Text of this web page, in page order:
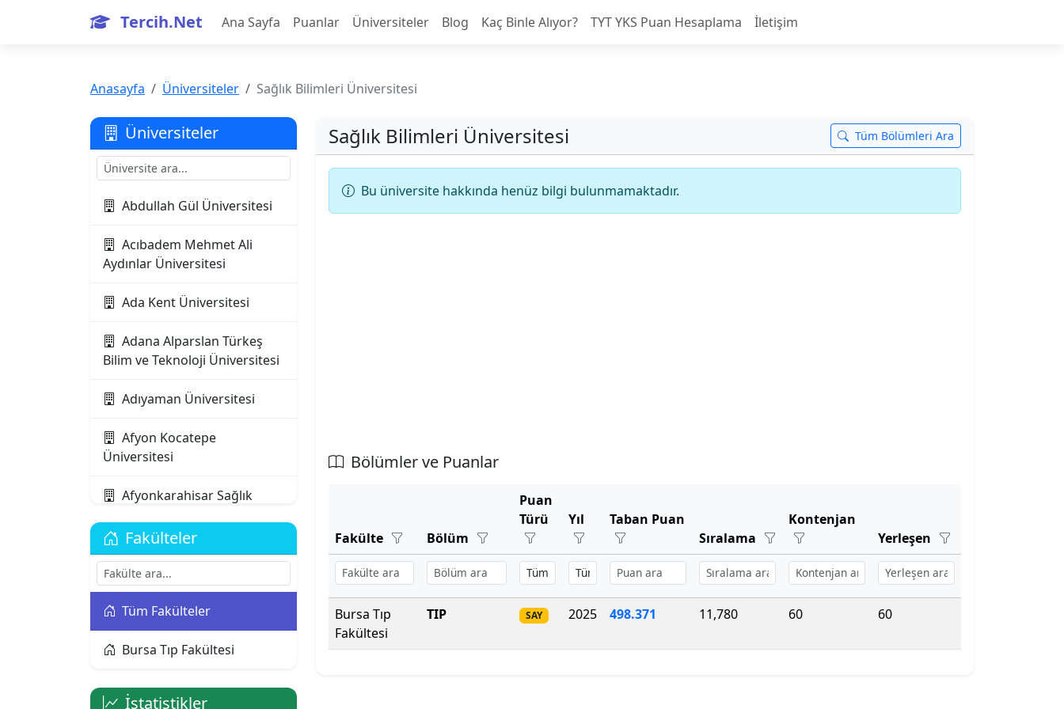
Tercih.Net Ana Sayfa Puanlar Üniversiteler Blog Kaç Binle Alıyor? TYT YKS Puan Hesaplama İletişim
Anasayfa Üniversiteler Sağlık Bilimleri Üniversitesi
Üniversiteler
Abdullah Gül Üniversitesi
Acıbadem Mehmet Ali
Aydınlar Üniversitesi
Ada Kent Üniversitesi
Adana Alparslan Türkeş
Bilim ve Teknoloji Üniversitesi
Adıyaman Üniversitesi
Afyon Kocatepe
Üniversitesi
Afyonkarahisar Sağlık
Ağrı İbrahim Çeçen
Üniversitesi
Akdeniz Karpaz
Üniversitesi
Fakülteler
Tüm Fakülteler
Bursa Tıp Fakültesi
İstatistikler
Sağlık Bilimleri Üniversitesi Tüm Bölümleri Ara
Bu üniversite hakkında henüz bilgi bulunmamaktadır.
Bölümler ve Puanlar
Fakülte Bölüm
Puan
Türü
Yıl
Taban Puan
Sıralama
Kontenjan
Yerleşen
Bursa Tıp
Fakültesi
TIP SAY 2025 498.371 11,780 60 60